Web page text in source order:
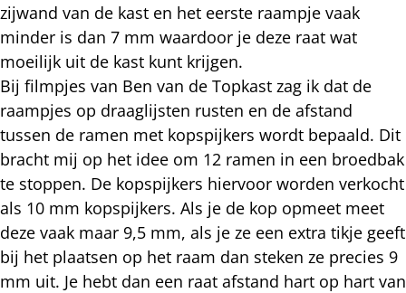
zijwand van de kast en het eerste raampje vaak
minder is dan 7 mm waardoor je deze raat wat
moeilijk uit de kast kunt krijgen.
Bij filmpjes van Ben van de Topkast zag ik dat de
raampjes op draaglijsten rusten en de afstand
tussen de ramen met kopspijkers wordt bepaald. Dit
bracht mij op het idee om 12 ramen in een broedbak
te stoppen. De kopspijkers hiervoor worden verkocht
als 10 mm kopspijkers. Als je de kop opmeet meet
deze vaak maar 9,5 mm, als je ze een extra tikje geeft
bij het plaatsen op het raam dan steken ze precies 9
mm uit. Je hebt dan een raat afstand hart op hart van